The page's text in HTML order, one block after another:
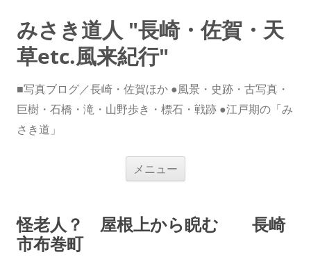
みさき道人 "長崎・佐賀・天
草etc.風来紀行"
■写真ブログ／長崎・佐賀ほか ●風景・史跡・古写真・
巨樹・石橋・滝・山野歩き・標石・戦跡 ●江戸期の「み
さき道」
メニュー
ス
キ
怪老人？ 屋根上から睨む 長崎
市布巻町